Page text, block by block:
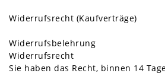
Widerrufsrecht (Kaufverträge)
Widerrufsbelehrung
Widerrufsrecht
Sie haben das Recht, binnen 14